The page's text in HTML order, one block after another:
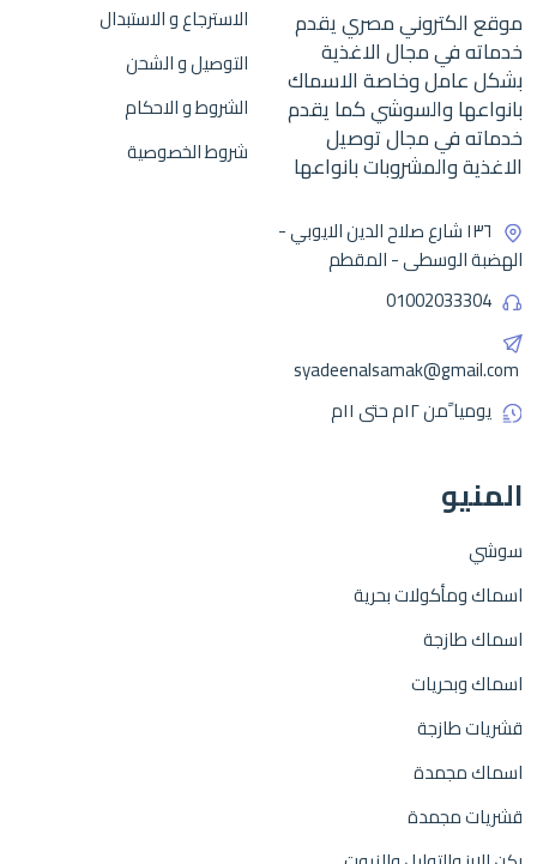
موقع الكتروني مصري يقدم
خدماته في مجال الاغذية
بشكل عامل وخاصة الاسماك
بانواعها والسوشي كما يقدم
خدماته في مجال توصيل
الاغذية والمشروبات بانواعها
١٣٦ شارع صلاح الدين الايوبي -
الهضبة الوسطى - المقطم
01002033304
syadeenalsamak@gmail.com
يوميا ًمن ١٢م حتى ١١م
الاسترجاع و الاستبدال
التوصيل و الشحن
الشروط و الاحكام
شروط الخصوصية
المنيو
سوشي
اسماك ومأكولات بحرية
اسماك طازجة
اسماك وبحريات
قشريات طازجة
اسماك مجمدة
قشريات مجمدة